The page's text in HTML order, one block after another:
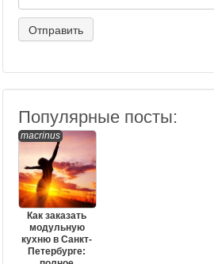
Популярные посты:
macrinus
Как заказать
модульную
кухню в Санкт-
Петербурге: